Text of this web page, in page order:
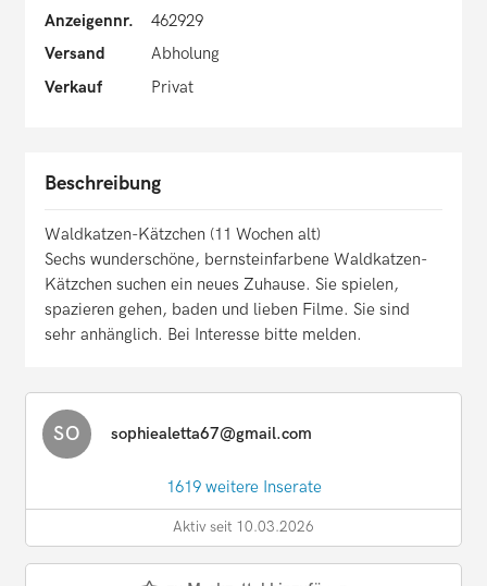
Anzeigennr.
462929
Versand
Abholung
Verkauf
Privat
Beschreibung
Waldkatzen-Kätzchen (11 Wochen alt)
Sechs wunderschöne, bernsteinfarbene Waldkatzen-
Kätzchen suchen ein neues Zuhause. Sie spielen,
spazieren gehen, baden und lieben Filme. Sie sind
sehr anhänglich. Bei Interesse bitte melden.
SO sophiealetta67@gmail.com
1619 weitere Inserate
Aktiv seit 10.03.2026